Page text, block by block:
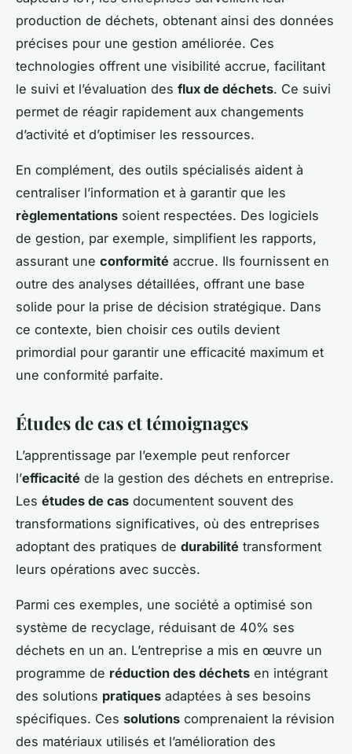
production de déchets, obtenant ainsi des données
précises pour une gestion améliorée. Ces
technologies offrent une visibilité accrue, facilitant
le suivi et l’évaluation des flux de déchets. Ce suivi
permet de réagir rapidement aux changements
d’activité et d’optimiser les ressources.
En complément, des outils spécialisés aident à
centraliser l’information et à garantir que les
règlementations soient respectées. Des logiciels
de gestion, par exemple, simplifient les rapports,
assurant une conformité accrue. Ils fournissent en
outre des analyses détaillées, offrant une base
solide pour la prise de décision stratégique. Dans
ce contexte, bien choisir ces outils devient
primordial pour garantir une efficacité maximum et
une conformité parfaite.
Études de cas et témoignages
L’apprentissage par l’exemple peut renforcer
l’efficacité de la gestion des déchets en entreprise.
Les études de cas documentent souvent des
transformations significatives, où des entreprises
adoptant des pratiques de durabilité transforment
leurs opérations avec succès.
Parmi ces exemples, une société a optimisé son
système de recyclage, réduisant de 40% ses
déchets en un an. L’entreprise a mis en œuvre un
programme de réduction des déchets en intégrant
des solutions pratiques adaptées à ses besoins
spécifiques. Ces solutions comprenaient la révision
des matériaux utilisés et l’amélioration des